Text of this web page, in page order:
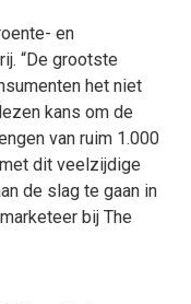
en
“De grootste
het niet
kans om de
van ruim 1.000
dit veelzijdige
de slag te gaan in
bij The